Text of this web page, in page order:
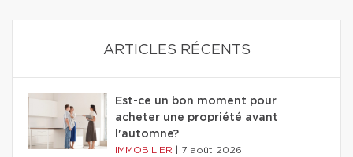
ARTICLES RÉCENTS
Est-ce un bon moment pour
acheter une propriété avant
l'automne?
IMMOBILIER 7 août 2026